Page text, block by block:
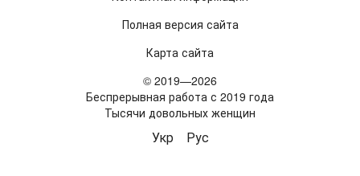
Полная версия сайта
Карта сайта
© 2019—2026
Беспрерывная работа с 2019 года
Тысячи довольных женщин
Укр Рус